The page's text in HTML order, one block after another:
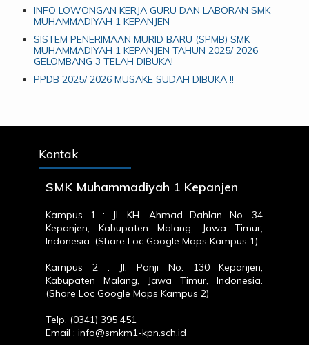
INFO LOWONGAN KERJA GURU DAN LABORAN SMK
MUHAMMADIYAH 1 KEPANJEN
SISTEM PENERIMAAN MURID BARU (SPMB) SMK
MUHAMMADIYAH 1 KEPANJEN TAHUN 2025/ 2026
GELOMBANG 3 TELAH DIBUKA!
PPDB 2025/ 2026 MUSAKE SUDAH DIBUKA !!
Kontak
SMK Muhammadiyah 1 Kepanjen
Kampus 1 : Jl. KH. Ahmad Dahlan No. 34
Kepanjen, Kabupaten Malang, Jawa Timur,
Indonesia. (Share Loc Google Maps Kampus 1)
Kampus 2 : Jl. Panji No. 130 Kepanjen,
Kabupaten Malang, Jawa Timur, Indonesia.
(Share Loc Google Maps Kampus 2)
Telp. (0341) 395 451
Email : info@smkm1-kpn.sch.id